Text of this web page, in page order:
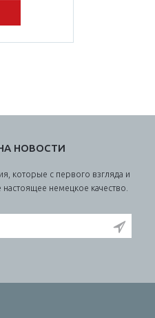
НОВОСТИ
которые с первого взгляда и
настоящее немецкое качество.